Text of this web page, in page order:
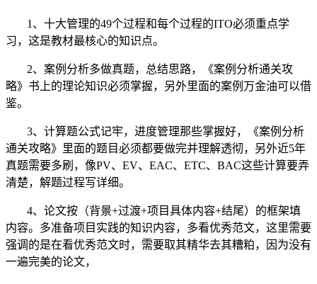
1、十大管理的49个过程和每个过程的ITO必须重点学
习，这是教材最核心的知识点。
2、案例分析多做真题，总结思路，《案例分析通关攻
略》书上的理论知识必须掌握，另外里面的案例万金油可以借
鉴。
3、计算题公式记牢，进度管理那些掌握好，《案例分析
通关攻略》里面的题目必须都要做完并理解透彻，另外近5年
真题需要多刷，像PV、EV、EAC、ETC、BAC这些计算要弄
清楚，解题过程写详细。
4、论文按（背景+过渡+项目具体内容+结尾）的框架填
内容。多准备项目实践的知识内容，多看优秀范文，这里需要
强调的是在看优秀范文时，需要取其精华去其糟粕，因为没有
一遍完美的论文，